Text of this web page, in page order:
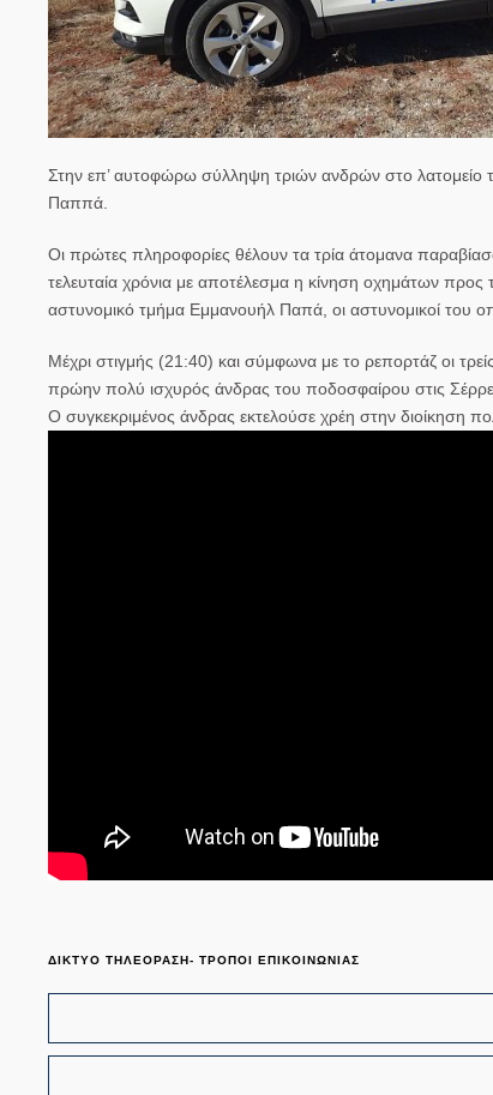
Στην επ’ αυτοφώρω σύλληψη τριών ανδρών στο
Παππά.
Οι πρώτες πληροφορίες θέλουν τα τρία άτομανα
τελευταία χρόνια με αποτέλεσμα η κίνηση οχημάτων
αστυνομικό τμήμα Εμμανουήλ Παπά, οι αστυνομικοί του
Μέχρι στιγμής (21:40) και σύμφωνα με το ρεπορτάζ οι
πρώην πολύ ισχυρός άνδρας του ποδοσφαίρου στις
Ο συγκεκριμένος άνδρας εκτελούσε χρέη στην διοίκηση
ΔΙΚΤΥΟ ΤΗΛΕΟΡΑΣΗ- ΤΡΟΠΟΙ ΕΠΙΚΟΙΝΩΝΙΑΣ